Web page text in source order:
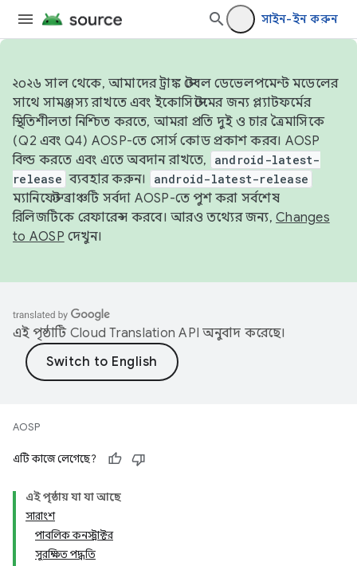
সাইন-ইন করুন
২০২৬ সাল থেকে, আমাদের ট্রাঙ্ক স্টেবল ডেভেলপমেন্ট মডেলের
সাথে সামঞ্জস্য রাখতে এবং ইকোসিস্টেমের জন্য প্ল্যাটফর্মের
স্থিতিশীলতা নিশ্চিত করতে, আমরা প্রতি দুই ও চার ত্রৈমাসিকে
(Q2 এবং Q4) AOSP-তে সোর্স কোড প্রকাশ করব। AOSP
বিল্ড করতে এবং এতে অবদান রাখতে,
android-latest-
release ব্যবহার করুন। android-latest-release
ম্যানিফেস্ট ব্রাঞ্চটি সর্বদা AOSP-তে পুশ করা সর্বশেষ
রিলিজটিকে রেফারেন্স করবে। আরও তথ্যের জন্য, Changes
to AOSP দেখুন।
এই পৃষ্ঠাটি Cloud Translation API অনুবাদ করেছে।
AOSP
এটি কাজে লেগেছে?
এই পৃষ্ঠায় যা যা আছে
সারাংশ
পাবলিক কনস্ট্রাক্টর
সুরক্ষিত পদ্ধতি